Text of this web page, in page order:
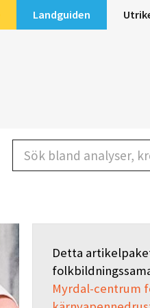
Landguiden
Detta
Myrdal-centrum